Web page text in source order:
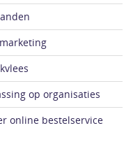
op organisaties
online bestelservice